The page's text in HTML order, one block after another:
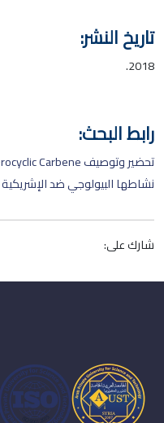
تاريخ النشر:
2018.
رابط البحث:
نشاطها البيولوجي ضد الإشريكية
شارك على: